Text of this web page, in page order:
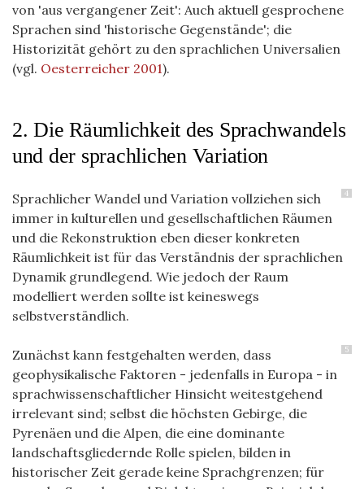
von 'aus vergangener Zeit': Auch aktuell gesprochene
Sprachen sind 'historische Gegenstände'; die
Historizität gehört zu den sprachlichen Universalien
(vgl. Oesterreicher 2001).
2. Die Räumlichkeit des Sprachwandels
und der sprachlichen Variation
4
Sprachlicher Wandel und Variation vollziehen sich
immer in kulturellen und gesellschaftlichen Räumen
und die Rekonstruktion eben dieser konkreten
Räumlichkeit ist für das Verständnis der sprachlichen
Dynamik grundlegend. Wie jedoch der Raum
modelliert werden sollte ist keineswegs
selbstverständlich.
5
Zunächst kann festgehalten werden, dass
geophysikalische Faktoren - jedenfalls in Europa - in
sprachwissenschaftlicher Hinsicht weitestgehend
irrelevant sind; selbst die höchsten Gebirge, die
Pyrenäen und die Alpen, die eine dominante
landschaftsgliedernde Rolle spielen, bilden in
historischer Zeit gerade keine Sprachgrenzen; für